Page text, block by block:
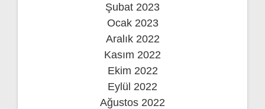
Şubat 2023
Ocak 2023
Aralık 2022
Kasım 2022
Ekim 2022
Eylül 2022
Ağustos 2022